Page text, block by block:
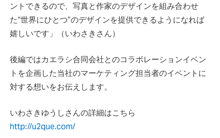
ントできるので、写真と作家のデザインを組み合わせ
た“世界にひとつ”のデザインを提供できるようになれば
嬉しいです」（いわさきさん）
後編ではカエラシ合同会社とのコラボレーションイベン
トを企画した当社のマーケティング担当者のイベントに
対する想いをお伝えします。
いわさきゆうしさんの詳細はこちら
http://u2que.com/